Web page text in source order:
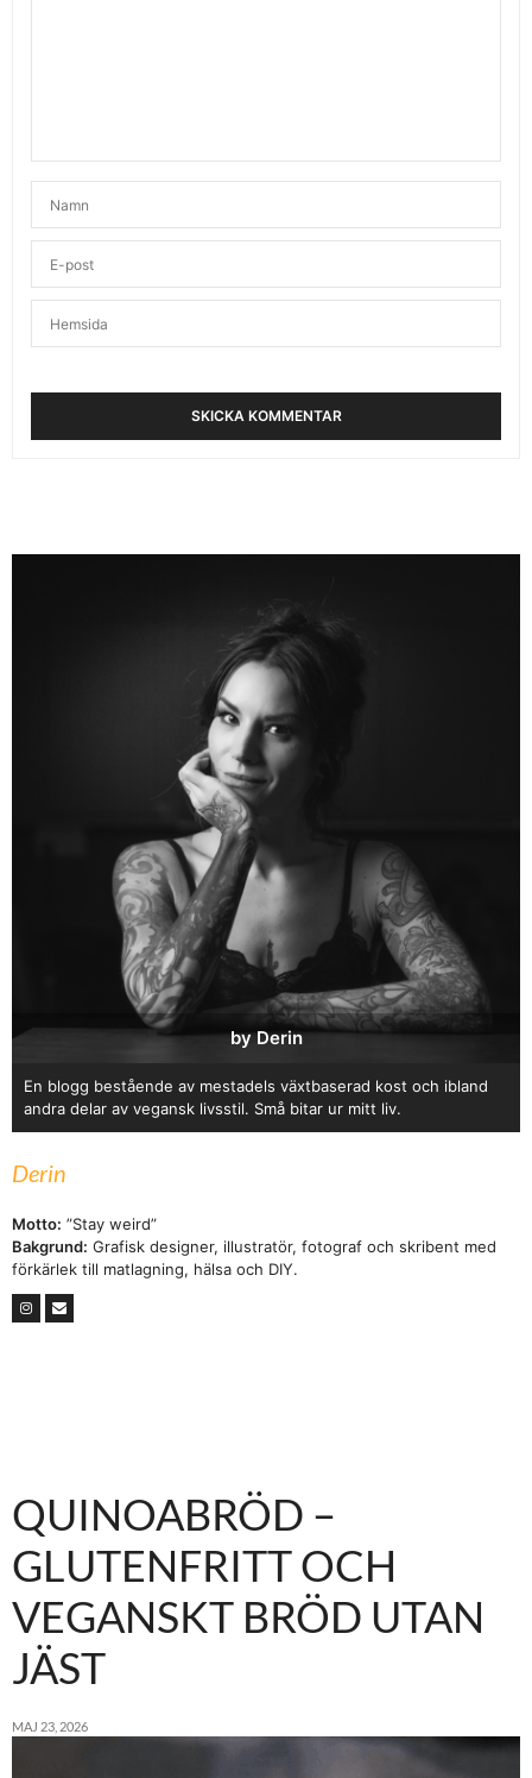
by Derin
En blogg bestående av mestadels växtbaserad kost och ibland
andra delar av vegansk livsstil. Små bitar ur mitt liv.
Derin
Motto: ”Stay weird”
Bakgrund: Grafisk designer, illustratör, fotograf och skribent med
förkärlek till matlagning, hälsa och DIY.
QUINOABRÖD –
GLUTENFRITT OCH
VEGANSKT BRÖD UTAN
JÄST
MAJ 23, 2026